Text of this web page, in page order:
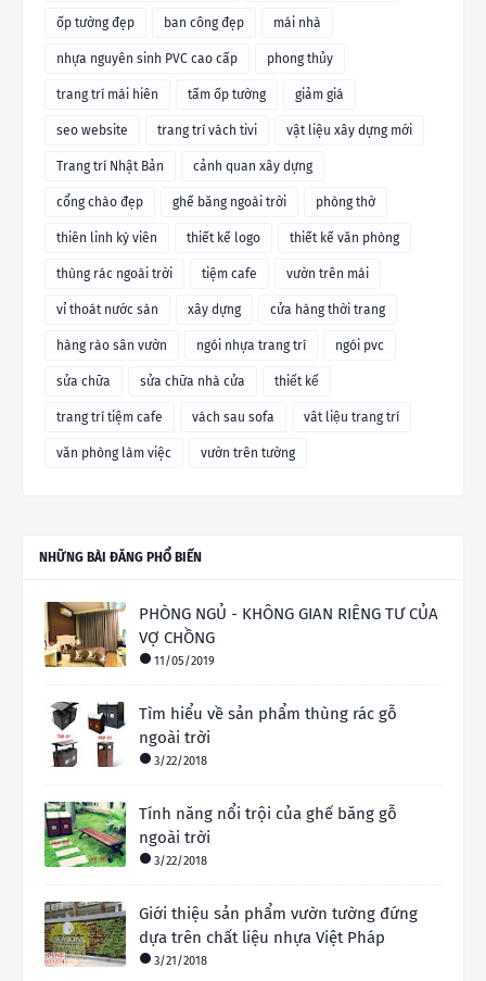
ốp tường đẹp ban công đẹp mái nhà
nhựa nguyên sinh PVC cao cấp phong thủy
trang trí mái hiên tấm ốp tường giảm giá
seo website trang trí vách tivi vật liệu xây dựng mới
Trang trí Nhật Bản cảnh quan xây dựng
cổng chào đẹp ghế băng ngoài trời phòng thờ
thiên linh kỳ viên thiết kế logo thiết kế văn phòng
thùng rác ngoài trời tiệm cafe vườn trên mái
vỉ thoát nước sàn xây dựng cửa hàng thời trang
hàng rào sân vườn ngói nhựa trang trí ngói pvc
sửa chữa sửa chữa nhà cửa thiết kế
trang trí tiệm cafe vách sau sofa vât liệu trang trí
văn phòng làm việc vườn trên tường
NHỮNG BÀI ĐĂNG PHỔ BIẾN
PHÒNG NGỦ - KHÔNG GIAN RIÊNG TƯ CỦA
VỢ CHỒNG
11/05/2019
Tìm hiểu về sản phẩm thùng rác gỗ
ngoài trời
3/22/2018
Tính năng nổi trội của ghế băng gỗ
ngoài trời
3/22/2018
Giới thiệu sản phẩm vườn tường đứng
dựa trên chất liệu nhựa Việt Pháp
3/21/2018